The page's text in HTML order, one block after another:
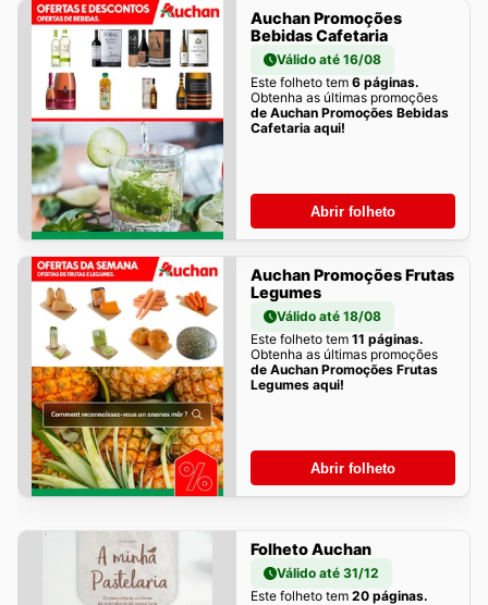
Auchan Promoções
Bebidas Cafetaria
Válido até 16/08
Este folheto tem 6 páginas.
Obtenha as últimas promoções
de Auchan Promoções Bebidas
Cafetaria aqui!
Abrir folheto
Auchan Promoções Frutas
Legumes
Válido até 18/08
Este folheto tem 11 páginas.
Obtenha as últimas promoções
de Auchan Promoções Frutas
Legumes aqui!
Abrir folheto
Folheto Auchan
Válido até 31/12
Este folheto tem 20 páginas.